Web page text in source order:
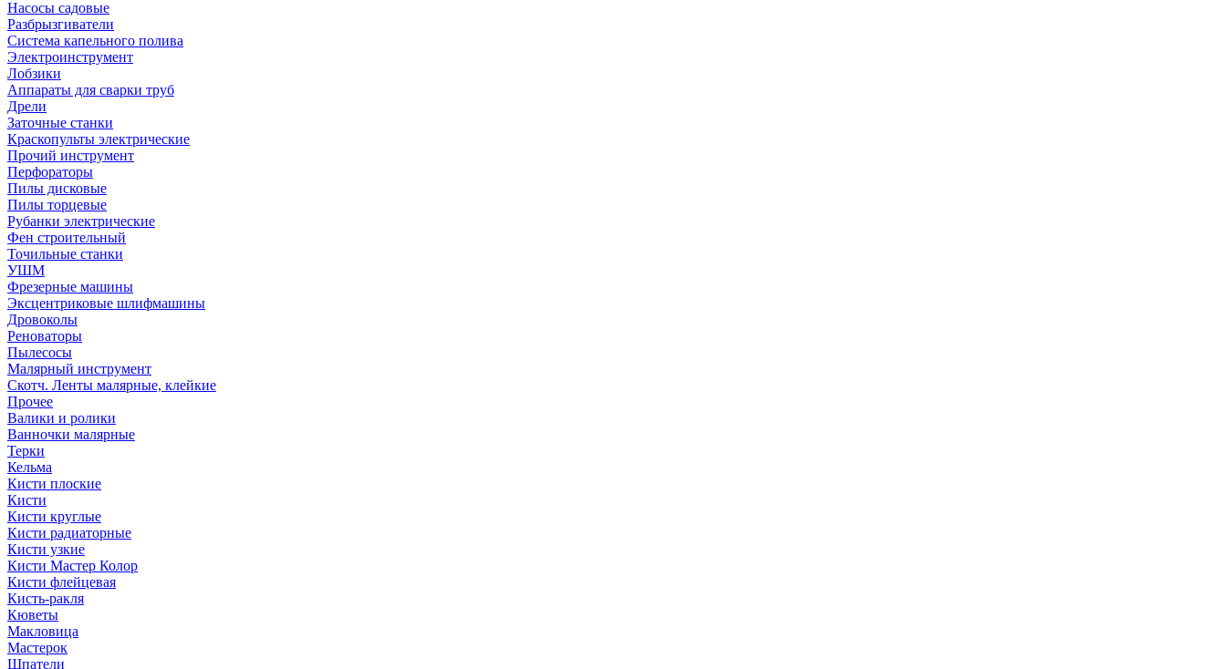
Насосы садовые
Разбрызгиватели
Система капельного полива
Электроинструмент
Лобзики
Аппараты для сварки труб
Дрели
Заточные станки
Краскопульты электрические
Прочий инструмент
Перфораторы
Пилы дисковые
Пилы торцевые
Рубанки электрические
Фен строительный
Точильные станки
УШМ
Фрезерные машины
Эксцентриковые шлифмашины
Дровоколы
Реноваторы
Пылесосы
Малярный инструмент
Скотч. Ленты малярные, клейкие
Прочее
Валики и ролики
Ванночки малярные
Терки
Кельма
Кисти плоские
Кисти
Кисти круглые
Кисти радиаторные
Кисти узкие
Кисти Мастер Колор
Кисти флейцевая
Кисть-ракля
Кюветы
Макловица
Мастерок
Шпатели